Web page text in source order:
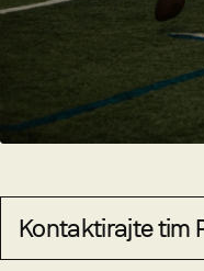
Kontaktirajte tim